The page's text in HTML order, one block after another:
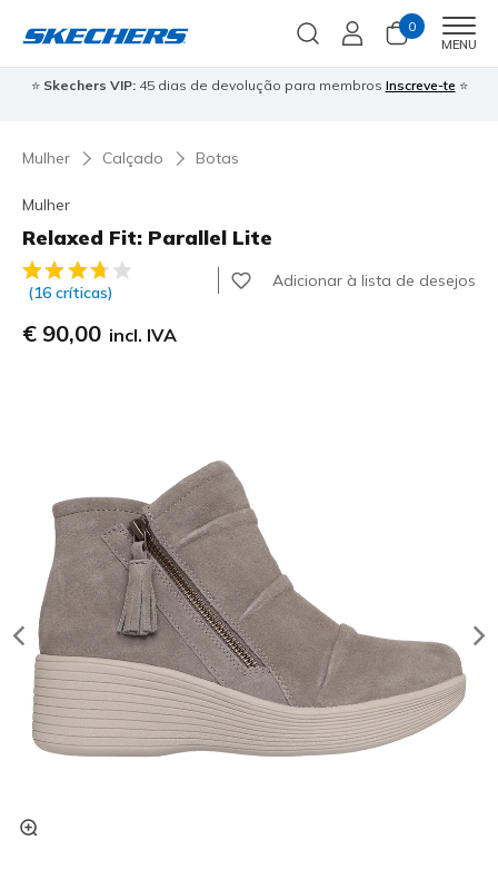
0
MENU
⭐ Skechers VIP:45 dias de devolução para membros Inscreve-te ⭐
Mulher Calçado Botas
Mulher
Relaxed Fit: Parallel Lite
4$4 de 5 – Classificação do cliente
(16 críticas)
Adicionar à lista de desejos
€ 90,00 incl. IVA